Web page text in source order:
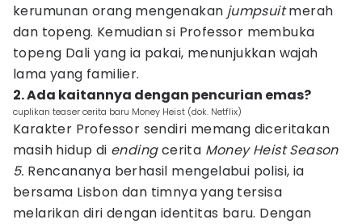
kerumunan orang mengenakan jumpsuitmerah
dan topeng. Kemudian si Professor membuka
topeng Dali yang ia pakai, menunjukkan wajah
lama yang familier.
2. Ada kaitannya dengan pencurian emas?
cuplikan teaser cerita baru Money Heist (dok. Netflix)
Karakter Professor sendiri memang diceritakan
masih hidup di endingcerita Money Heist Season
5. Rencananya berhasil mengelabui polisi, ia
bersama Lisbon dan timnya yang tersisa
melarikan diri dengan identitas baru. Dengan